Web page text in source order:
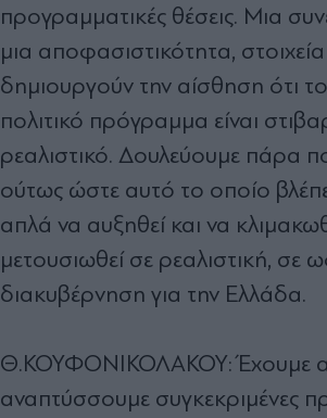
προγραμματικές θέσεις. Μια
μια αποφασιστικότητα,
δημιουργούν την αίσθηση ότι
πολιτικό πρόγραμμα είναι
ρεαλιστικό. Δουλεύουμε πάρα
ούτως ώστε αυτό το οποίο
απλά να αυξηθεί και να
μετουσιωθεί σε ρεαλιστική, σε
διακυβέρνηση για την Ελλάδα.
Θ.ΚΟΥΦΟΝΙΚΟΛΑΚΟΥ: Έχουμε
αναπτύσσουμε συγκεκριμένες